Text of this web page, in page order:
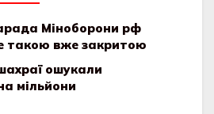
Міноборони рф
такою вже закритою
ошукали
мільйони